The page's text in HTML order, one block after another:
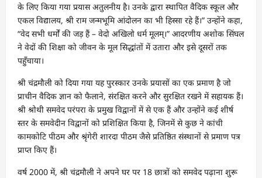
के लिए किया गया प्रयास अतुलनीय है। उनके द्वारा स्थापित वैदिक स्कूल और
एकल विद्यालय, श्री राम जन्मभूमि आंदोलन का भी हिस्सा रहे हैं।” उन्होंने कहा,
“वेद सभी धर्मों की जड़ हैं – वेदो अखिलो धर्म मूलम्।” आदरणीय अशोक सिंघल
ने वेदों की शिक्षा को जीवन के मूल सिद्धांतों में उतारा और इसे दूसरों तक
पहुँचाया।
श्री चंद्रमौली को दिया गया यह पुरस्कार उनके प्रयासों का एक प्रमाण है जो
प्राचीन वैदिक ज्ञान को फैलाने, संरक्षित करने और सुरक्षित रखने में सहायक हैं।
श्री श्रोथी समवेद परंपरा के प्रमुख विद्वानों में से एक हैं और उन्होंने कई शीर्ष
स्तर के समवेदीन विद्वानों को प्रशिक्षित किया है, जिनमें से कुछ ने कांची
कामकोटि पीठम और श्रृंगेरी शारदा पीठम जैसे प्रतिष्ठित संस्थानों से प्रमाण पत्र
प्राप्त किए हैं।
वर्ष 2000 में, श्री चंद्रमौली ने अपने घर पर 18 छात्रों को समवेद पढ़ाना शुरू